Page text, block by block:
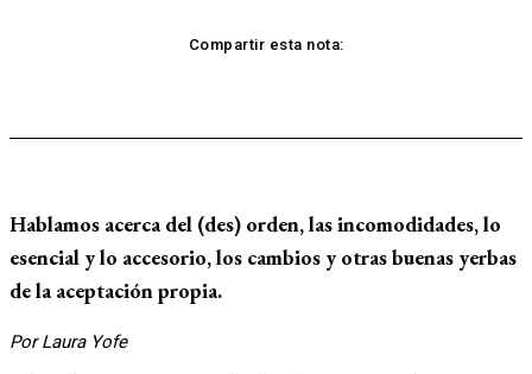
Hablamos acerca del (des) orden, las incomodidades, lo
esencial y lo accesorio, los cambios y otras buenas yerbas
de la aceptación propia.
Por Laura Yofe
Compartir esta nota: